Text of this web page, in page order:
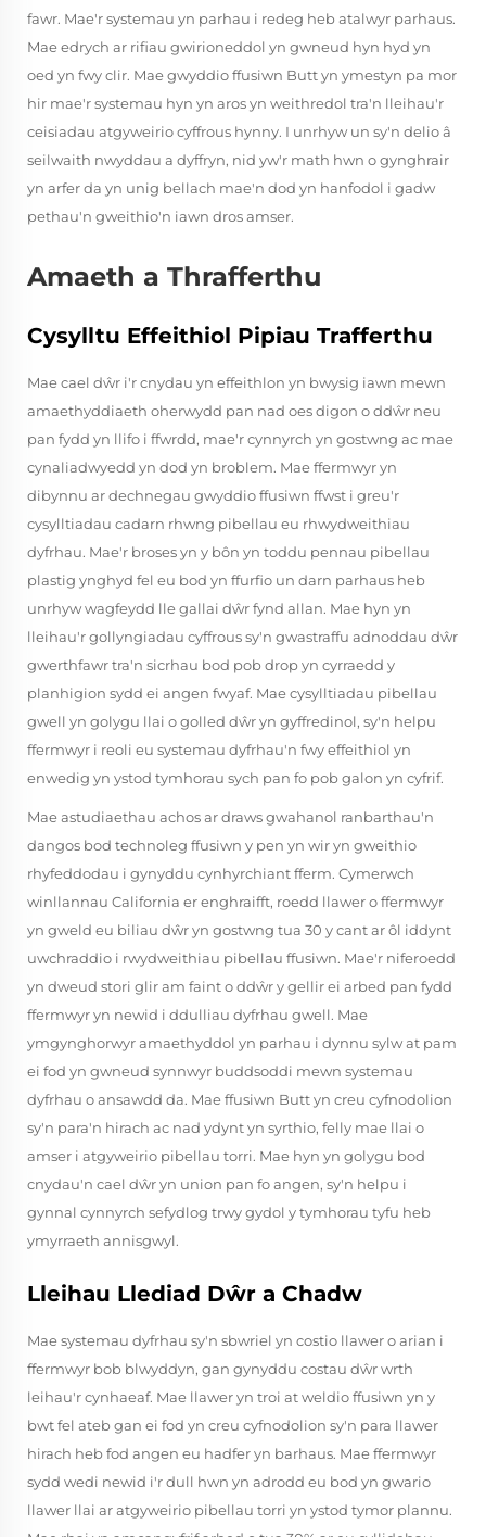
fawr. Mae'r systemau yn parhau i redeg heb atalwyr parhaus.
Mae edrych ar rifiau gwirioneddol yn gwneud hyn hyd yn
oed yn fwy clir. Mae gwyddio ffusiwn Butt yn ymestyn pa mor
hir mae'r systemau hyn yn aros yn weithredol tra'n lleihau'r
ceisiadau atgyweirio cyffrous hynny. I unrhyw un sy'n delio â
seilwaith nwyddau a dyffryn, nid yw'r math hwn o gynghrair
yn arfer da yn unig bellach mae'n dod yn hanfodol i gadw
pethau'n gweithio'n iawn dros amser.
Amaeth a Thrafferthu
Cysylltu Effeithiol Pipiau Trafferthu
Mae cael dŵr i'r cnydau yn effeithlon yn bwysig iawn mewn
amaethyddiaeth oherwydd pan nad oes digon o ddŵr neu
pan fydd yn llifo i ffwrdd, mae'r cynnyrch yn gostwng ac mae
cynaliadwyedd yn dod yn broblem. Mae ffermwyr yn
dibynnu ar dechnegau gwyddio ffusiwn ffwst i greu'r
cysylltiadau cadarn rhwng pibellau eu rhwydweithiau
dyfrhau. Mae'r broses yn y bôn yn toddu pennau pibellau
plastig ynghyd fel eu bod yn ffurfio un darn parhaus heb
unrhyw wagfeydd lle gallai dŵr fynd allan. Mae hyn yn
lleihau'r gollyngiadau cyffrous sy'n gwastraffu adnoddau dŵr
gwerthfawr tra'n sicrhau bod pob drop yn cyrraedd y
planhigion sydd ei angen fwyaf. Mae cysylltiadau pibellau
gwell yn golygu llai o golled dŵr yn gyffredinol, sy'n helpu
ffermwyr i reoli eu systemau dyfrhau'n fwy effeithiol yn
enwedig yn ystod tymhorau sych pan fo pob galon yn cyfrif.
Mae astudiaethau achos ar draws gwahanol ranbarthau'n
dangos bod technoleg ffusiwn y pen yn wir yn gweithio
rhyfeddodau i gynyddu cynhyrchiant fferm. Cymerwch
winllannau California er enghraifft, roedd llawer o ffermwyr
yn gweld eu biliau dŵr yn gostwng tua 30 y cant ar ôl iddynt
uwchraddio i rwydweithiau pibellau ffusiwn. Mae'r niferoedd
yn dweud stori glir am faint o ddŵr y gellir ei arbed pan fydd
ffermwyr yn newid i ddulliau dyfrhau gwell. Mae
ymgynghorwyr amaethyddol yn parhau i dynnu sylw at pam
ei fod yn gwneud synnwyr buddsoddi mewn systemau
dyfrhau o ansawdd da. Mae ffusiwn Butt yn creu cyfnodolion
sy'n para'n hirach ac nad ydynt yn syrthio, felly mae llai o
amser i atgyweirio pibellau torri. Mae hyn yn golygu bod
cnydau'n cael dŵr yn union pan fo angen, sy'n helpu i
gynnal cynnyrch sefydlog trwy gydol y tymhorau tyfu heb
ymyrraeth annisgwyl.
Lleihau Llediad Dŵr a Chadw
Mae systemau dyfrhau sy'n sbwriel yn costio llawer o arian i
ffermwyr bob blwyddyn, gan gynyddu costau dŵr wrth
leihau'r cynhaeaf. Mae llawer yn troi at weldio ffusiwn yn y
bwt fel ateb gan ei fod yn creu cyfnodolion sy'n para llawer
hirach heb fod angen eu hadfer yn barhaus. Mae ffermwyr
sydd wedi newid i'r dull hwn yn adrodd eu bod yn gwario
llawer llai ar atgyweirio pibellau torri yn ystod tymor plannu.